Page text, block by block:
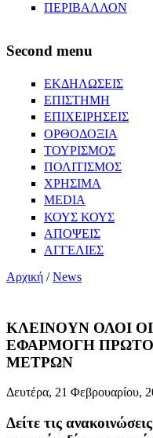
ΠΕΡΙΒΑΛΛΟΝ
Second menu
ΕΚΔΗΛΩΣΕΙΣ
ΕΠΙΣΤΗΜΗ
ΕΠΙΧΕΙΡΗΣΕΙΣ
ΟΡΘΟΔΟΞΙΑ
ΤΟΥΡΙΣΜΟΣ
ΠΟΛΙΤΙΣΜΟΣ
ΧΡΗΣΙΜΑ
MEDIA
ΚΟΥΣ ΚΟΥΣ
ΑΠΟΨΕΙΣ
ΑΓΓΕΛΙΕΣ
Αρχική /News
ΚΛΕΙΝΟΥΝ ΟΛΟΙ
ΕΦΑΡΜΟΓΗ
ΜΕΤΡΩΝ
Δευτέρα, 21 Φεβρουαρίου,
Δείτε τις